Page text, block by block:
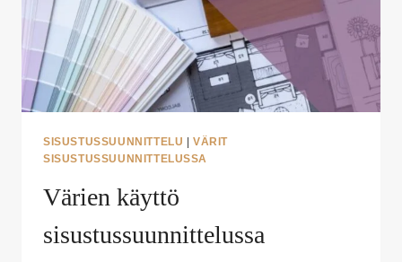
SISUSTUSSUUNNITTELU |VÄRIT
SISUSTUSSUUNNITTELUSSA
Värien käyttö
sisustussuunnittelussa